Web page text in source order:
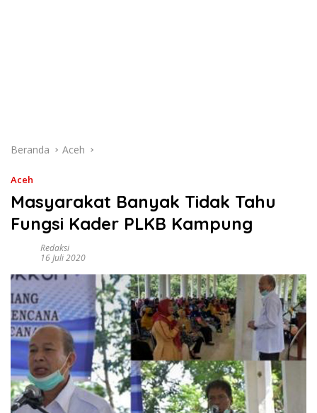
Beranda Aceh
Aceh
Masyarakat Banyak Tidak Tahu
Fungsi Kader PLKB Kampung
Redaksi
16 Juli 2020